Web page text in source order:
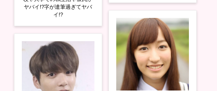
ヤバイ!?字が達筆過ぎてヤバ
イ!?